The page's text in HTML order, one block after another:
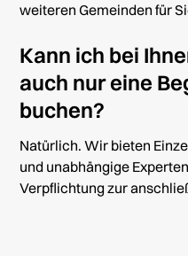
weiteren Gemeinden für
Kann ich bei
auch nur eine
buchen?
Natürlich. Wir bieten
und unabhängige
Verpflichtung zur